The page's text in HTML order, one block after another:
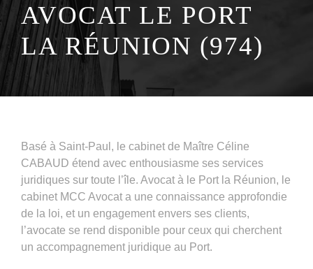
AVOCAT LE PORT
LA RÉUNION (974)
Basé à Saint-Paul, le cabinet de Maître Céline
CABAUD étend avec enthousiasme ses services
juridiques sur toute l’île. Avocat à le Port la Réunion, le
cabinet MCC Avocat a une connaissance approfondie
de la loi, et un engagement envers ses clients,
l’avocate se rend disponible pour ceux qui cherchent
un accompagnement juridique au Port.